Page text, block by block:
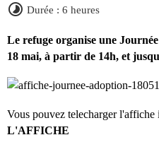
Durée : 6 heures
Le refuge organise une
18 mai, à partir de 14h, et
Vous pouvez telecharger l'affiche
L'AFFICHE